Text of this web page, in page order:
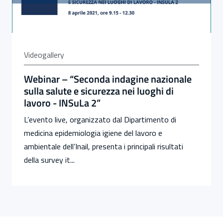
Videogallery
Webinar – “Seconda indagine nazionale
sulla salute e sicurezza nei luoghi di
lavoro - INSuLa 2”
L’evento live, organizzato dal Dipartimento di
medicina epidemiologia igiene del lavoro e
ambientale dell’Inail, presenta i principali risultati
della survey it...